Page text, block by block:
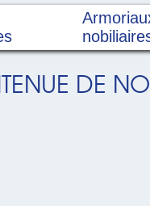
DE